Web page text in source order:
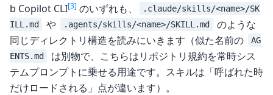
b Copilot CLI[3] のいずれも、
.claude/skills/<name>/SK
ILL.md
や .agents/skills/<name>/SKILL.md
のような
同じディレクトリ構造を読みにいきます（似た名前の
AG
ENTS.md
は別物で、こちらはリポジトリ規約を常時シス
テムプロンプトに乗せる用途です。スキルは「呼ばれた時
だけロードされる」点が違います）。